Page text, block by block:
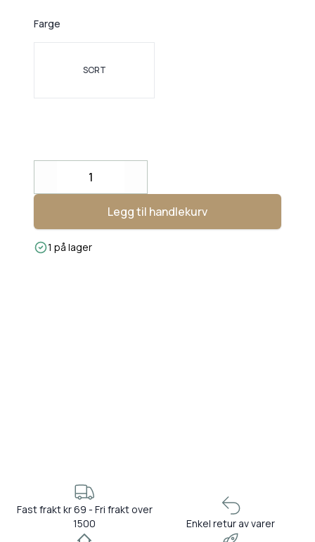
Farge
Velg en Farge
SORT
Decrease
Legg til handlekurv
1 på lager
Fast frakt kr 69 - Fri frakt over
1500
Enkel retur av varer